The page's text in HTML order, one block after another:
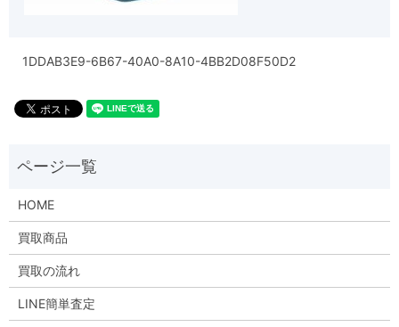
1DDAB3E9-6B67-40A0-8A10-4BB2D08F50D2
HOME
買取商品
買取の流れ
LINE簡単査定